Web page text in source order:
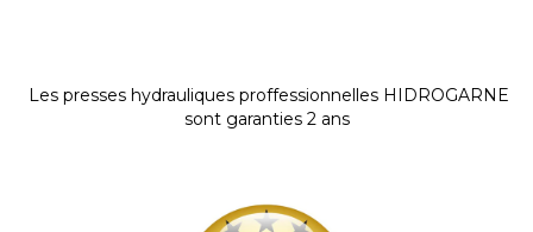
Les presses hydrauliques proffessionnelles HIDROGARNE
sont garanties 2 ans